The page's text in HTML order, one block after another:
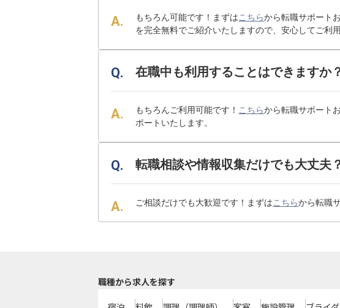
もちろん可能です！まずはこちらから転職サポート
を完全無料でご紹介いたしますので、安心してご利
在職中も利用することはできますか
もちろんご利用可能です！ こちらから転職サポート
ポートいたします。
転職相談や情報収集だけでも大丈夫
ご相談だけでも大歓迎です！まずはこちらから転職
職種から求人を探す